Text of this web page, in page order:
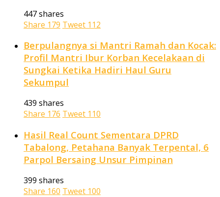
447 shares
Share 179 Tweet 112
Berpulangnya si Mantri Ramah dan Kocak:
Profil Mantri Ibur Korban Kecelakaan di
Sungkai Ketika Hadiri Haul Guru
Sekumpul
439 shares
Share 176 Tweet 110
Hasil Real Count Sementara DPRD
Tabalong, Petahana Banyak Terpental, 6
Parpol Bersaing Unsur Pimpinan
399 shares
Share 160 Tweet 100